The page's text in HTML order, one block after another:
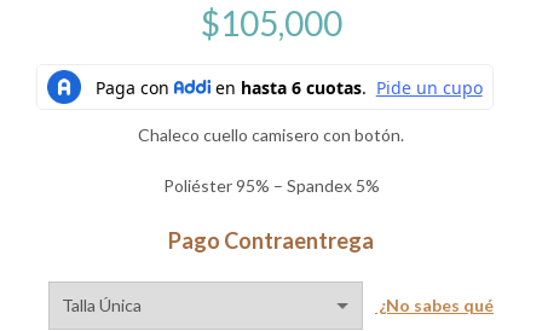
$105,000
Chaleco cuello camisero con botón.
Poliéster 95% – Spandex 5%
Pago Contraentrega
¿No sabes qué